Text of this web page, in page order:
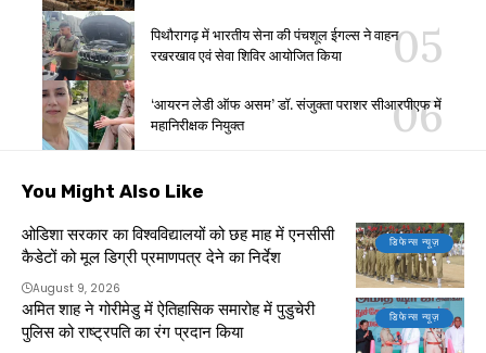
पिथौरागढ़ में भारतीय सेना की पंचशूल ईगल्स ने वाहन
रखरखाव एवं सेवा शिविर आयोजित किया
‘आयरन लेडी ऑफ असम’ डॉ. संजुक्ता पराशर सीआरपीएफ में
महानिरीक्षक नियुक्त
You Might Also Like
डिफेन्स न्यूज़
ओडिशा सरकार का विश्वविद्यालयों को छह माह में एनसीसी
कैडेटों को मूल डिग्री प्रमाणपत्र देने का निर्देश
August 9, 2026
डिफेन्स न्यूज़
अमित शाह ने गोरीमेडु में ऐतिहासिक समारोह में पुडुचेरी
पुलिस को राष्ट्रपति का रंग प्रदान किया